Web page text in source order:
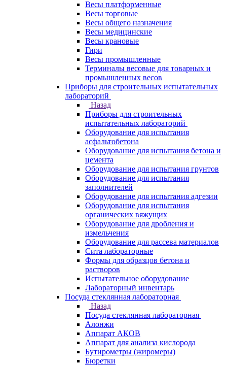
Весы платформенные
Весы торговые
Весы общего назначения
Весы медицинские
Весы крановые
Гири
Весы промышленные
Терминалы весовые для товарных и
промышленных весов
Приборы для строительных испытательных
лабораторий
Назад
Приборы для строительных
испытательных лабораторий
Оборудование для испытания
асфальтобетона
Оборудование для испытания бетона и
цемента
Оборудование для испытания грунтов
Оборудование для испытания
заполнителей
Оборудование для испытания адгезии
Оборудование для испытания
органических вяжущих
Оборудование для дробления и
измельчения
Оборудование для рассева материалов
Сита лабораторные
Формы для образцов бетона и
растворов
Испытательное оборудование
Лабораторный инвентарь
Посуда стеклянная лабораторная
Назад
Посуда стеклянная лабораторная
Алонжи
Аппарат АКОВ
Аппарат для анализа кислорода
Бутирометры (жиромеры)
Бюретки